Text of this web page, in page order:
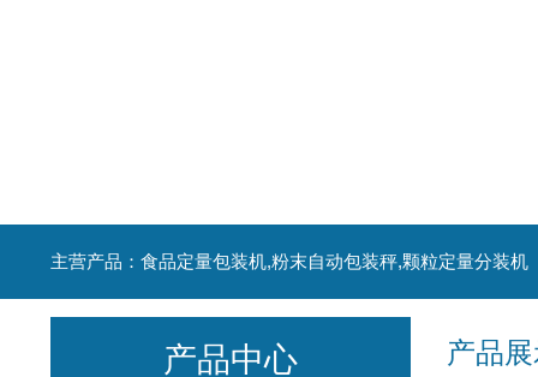
主营产品：食品定量包装机,粉末自动包装秤,颗粒定量分装机
产品
产品中心